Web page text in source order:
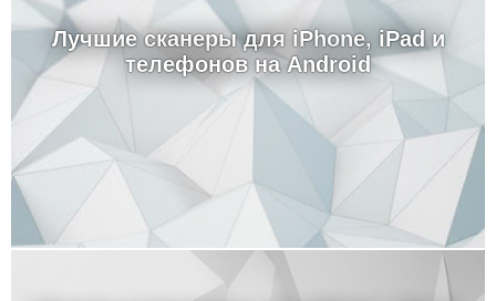
Лучшие сканеры для iPhone, iPad и
телефонов на Android